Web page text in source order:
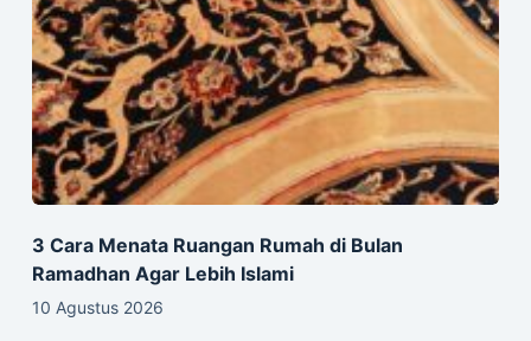
3 Cara Menata Ruangan Rumah di Bulan
Ramadhan Agar Lebih Islami
10 Agustus 2026